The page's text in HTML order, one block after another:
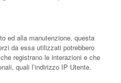
ed alla manutenzione, questa
da essa utilizzati potrebbero
registrano le interazioni e che
quali l’indirizzo IP Utente.